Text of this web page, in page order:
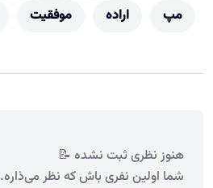
مپ
اراده موفقیت
هنوز نظری ثبت نشده 📝
شما اولین نفری باش که نظر می‌ذاره.